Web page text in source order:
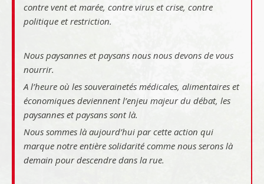
contre vent et marée, contre virus et crise, contre
politique et restriction.
Nous paysannes et paysans nous nous devons de vous
nourrir.
A l’heure où les souverainetés médicales, alimentaires et
économiques deviennent l’enjeu majeur du débat, les
paysannes et paysans sont là.
Nous sommes là aujourd’hui par cette action qui
marque notre entière solidarité comme nous serons là
demain pour descendre dans la rue.